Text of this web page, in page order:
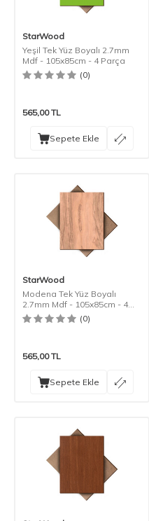
StarWood
Yeşil Tek Yüz Boyalı 2.7mm
Mdf - 105x85cm - 4 Parça
(0)
565,00TL
Sepete Ekle
StarWood
Modena Tek Yüz Boyalı
2.7mm Mdf - 105x85cm - 4
Parça
(0)
565,00TL
Sepete Ekle